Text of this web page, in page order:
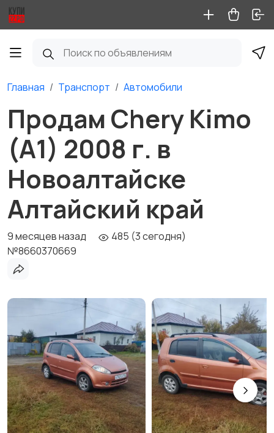
Главная Транспорт Автомобили
Продам Chery Kimo
(A1) 2008 г. в
Новоалтайске
Алтайский край
9 месяцев назад
485 (3 сегодня)
№8660370669